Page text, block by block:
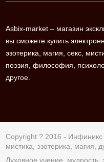
Asbix-market – магазин
вы сможете купить
эзотерика, магия, секс,
поэзия, философия,
другое.
Copyright ? 2016 - Инфиникс
мистика, эзотерика, магия,
Духовное учение, мудрость,